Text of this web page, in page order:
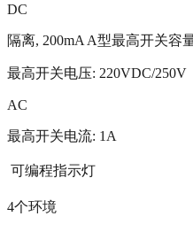
DC
隔离, 200mA A型最高开关容
最高开关电压: 220VDC/250V
AC
最高开关电流: 1A
 可编程指示灯
4个环境